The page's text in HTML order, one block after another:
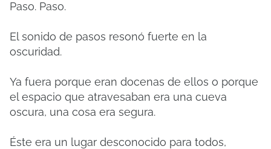
Paso. Paso.
El sonido de pasos resonó fuerte en la
oscuridad.
Ya fuera porque eran docenas de ellos o porque
el espacio que atravesaban era una cueva
oscura, una cosa era segura.
Éste era un lugar desconocido para todos,